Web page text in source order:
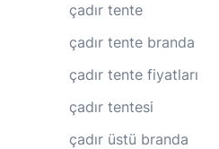
çadır tente
çadır tente branda
çadır tente fiyatları
çadır tentesi
çadır üstü branda